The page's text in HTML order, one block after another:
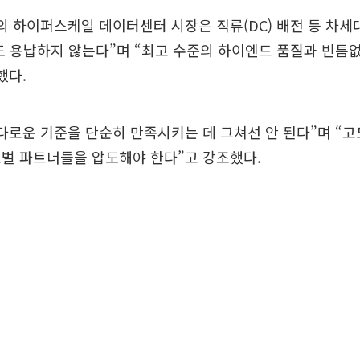
하이퍼스케일 데이터센터 시장은 직류(DC) 배전 등 차세
용납하지 않는다”며 “최고 수준의 하이엔드 품질과 빈틈
다.
로운 기준을 단순히 만족시키는 데 그쳐선 안 된다”며 “
파트너들을 압도해야 한다”고 강조했다.